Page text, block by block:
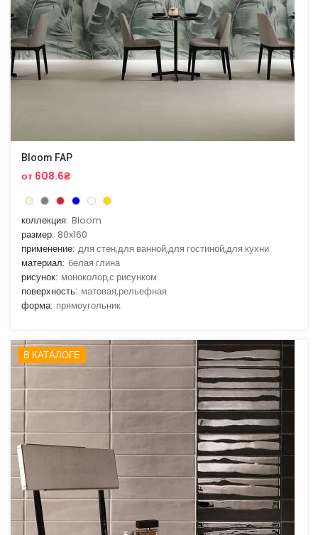
Bloom FAP
от 608.6₴
коллекция: Bloom
размер: 80x160
применение: для стен,для ванной,для гостиной,для кухни
материал: белая глина
рисунок: моноколор,с рисунком
поверхность: матовая,рельефная
форма: прямоугольник
В КАТАЛОГЕ